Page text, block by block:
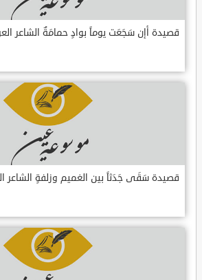
قصيدة أإن سَجَعَت يوماً بوادٍ حمامَةٌ الشاعر
قصيدة سَقَى جَدَثاً بين الغميم وزلفةٍ الشاعر